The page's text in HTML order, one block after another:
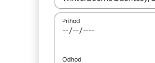
Prihod
Odhod